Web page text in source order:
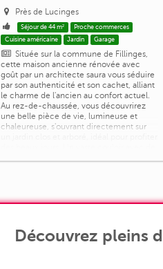
Près de Lucinges
Séjour de 44 m²
Proche commerces
Cuisine américaine
Jardin Garage
Située sur la commune de Fillinges,
cette maison ancienne rénovée avec
goût par un architecte saura vous séduire
par son authenticité et son cachet, alliant
le charme de l'ancien au confort actuel.
Au rez-de-chaussée, vous découvrirez
une belle pièce de vie, lumineuse et
chaleureuse, s'ouvrant directement sur
Découvrez pleins